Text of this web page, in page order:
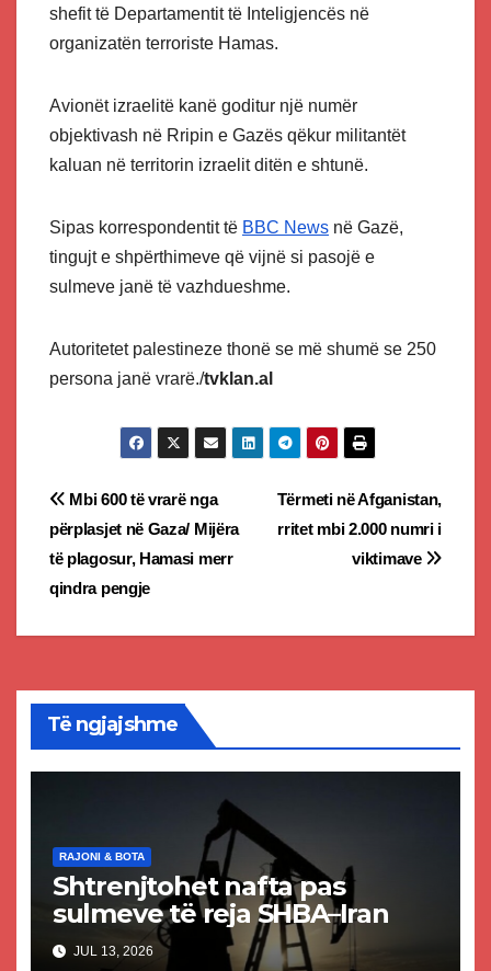
shefit të Departamentit të Inteligjencës në
organizatën terroriste Hamas.
Avionët izraelitë kanë goditur një numër
objektivash në Rripin e Gazës qëkur militantët
kaluan në territorin izraelit ditën e shtunë.
Sipas korrespondentit të BBC News në Gazë,
tingujt e shpërthimeve që vijnë si pasojë e
sulmeve janë të vazhdueshme.
Autoritetet palestineze thonë se më shumë se 250
persona janë vrarë./tvklan.al
Post
navigation
Tërmeti në Afganistan,
rritet mbi 2.000 numri i
viktimave
Mbi 600 të vrarë nga
përplasjet në Gaza/ Mijëra
të plagosur, Hamasi merr
qindra pengje
Të ngjajshme
RAJONI & BOTA
Shtrenjtohet nafta pas
sulmeve të reja SHBA–Iran
JUL 13, 2026